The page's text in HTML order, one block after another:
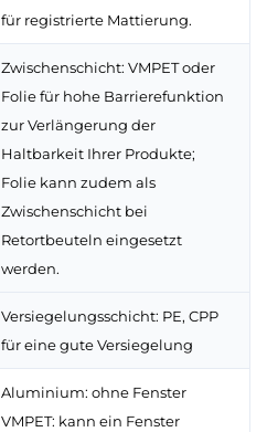
für registrierte Mattierung.
Zwischenschicht: VMPET oder
Folie für hohe Barrierefunktion
zur Verlängerung der
Haltbarkeit Ihrer Produkte;
Folie kann zudem als
Zwischenschicht bei
Retortbeuteln eingesetzt
werden.
Versiegelungsschicht: PE, CPP
für eine gute Versiegelung
Aluminium: ohne Fenster
VMPET: kann ein Fenster